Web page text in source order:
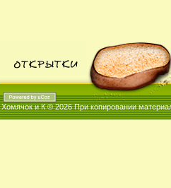
Хомячок и К © 2026При копировании